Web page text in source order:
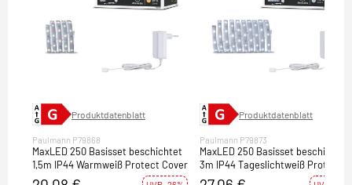
Produktdatenblatt
Paulmann P79868
MaxLED 250 Basisset beschichtet
1,5m IP44 Warmweiß Protect Cover
Produktdatenblatt
Paulmann P79873
MaxLED 250 Basisset beschichtet
3m IP44 Tageslichtweiß Protect
Cover